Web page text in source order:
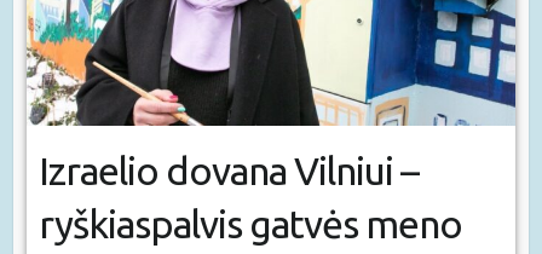
Izraelio dovana Vilniui –
ryškiaspalvis gatvės meno